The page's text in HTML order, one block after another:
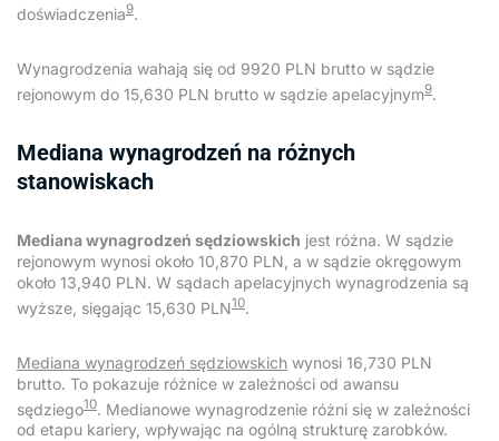
doświadczenia9.
Wynagrodzenia wahają się od 9920 PLN brutto w sądzie
rejonowym do 15,630 PLN brutto w sądzie apelacyjnym9.
Mediana wynagrodzeń na różnych
stanowiskach
Mediana wynagrodzeń sędziowskich jest różna. W sądzie
rejonowym wynosi około 10,870 PLN, a w sądzie okręgowym
około 13,940 PLN. W sądach apelacyjnych wynagrodzenia są
wyższe, sięgając 15,630 PLN10.
Mediana wynagrodzeń sędziowskich wynosi 16,730 PLN
brutto. To pokazuje różnice w zależności od awansu
sędziego10
. Medianowe wynagrodzenie różni się w zależności
od etapu kariery, wpływając na ogólną strukturę zarobków.